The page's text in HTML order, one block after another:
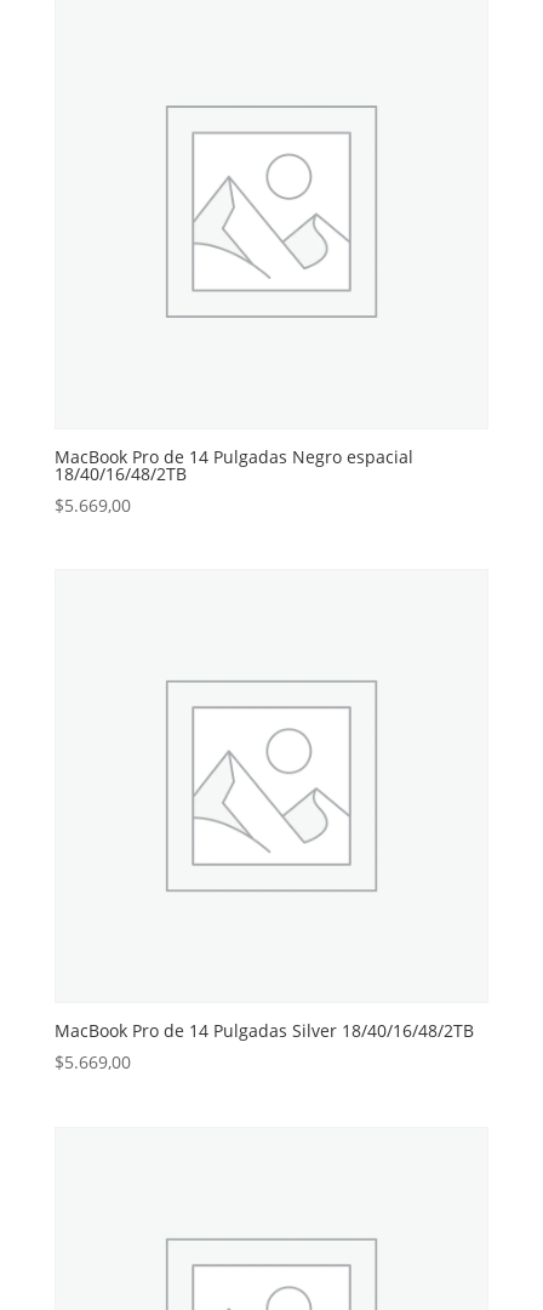
MacBook Pro de 14 Pulgadas Negro espacial
18/40/16/48/2TB
$5.669,00
MacBook Pro de 14 Pulgadas Silver 18/40/16/48/2TB
$5.669,00